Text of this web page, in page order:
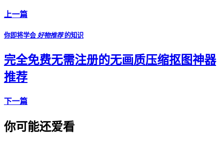
上一篇
你即将学会 好物推荐的知识
完全免费无需注册的无画质压缩抠图神器
推荐
下一篇
你可能还爱看